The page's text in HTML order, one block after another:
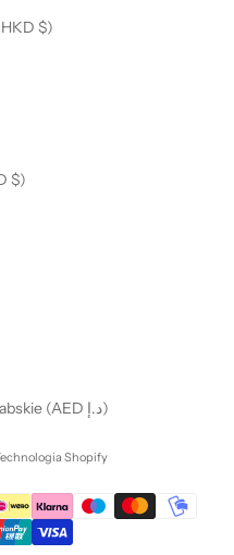
$)
$)
Zjednoczone Emiraty Arabskie (AED د.إ)
Shopify